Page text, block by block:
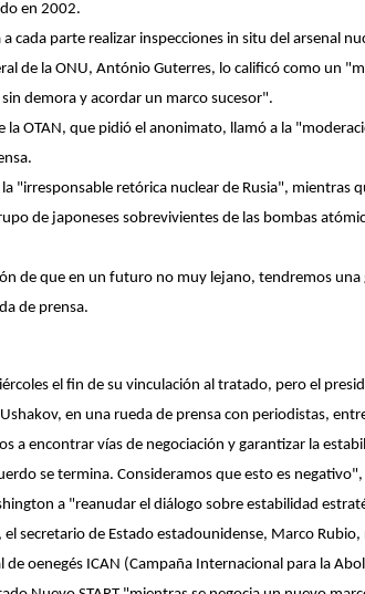
en 2002.
cada parte realizar inspecciones in situ del arsenal
de la ONU, António Guterres, lo calificó como un
demora y acordar un marco sucesor".
la OTAN, que pidió el anonimato, llamó a la
"irresponsable retórica nuclear de Rusia",
de japoneses sobrevivientes de las bombas
de que en un futuro no muy lejano, tendremos
de prensa.
el fin de su vinculación al tratado, pero el
en una rueda de prensa con periodistas,
a encontrar vías de negociación y garantizar la
se termina. Consideramos que esto es
a "reanudar el diálogo sobre estabilidad
el secretario de Estado estadounidense, Marco
de oenegés ICAN (Campaña Internacional para la